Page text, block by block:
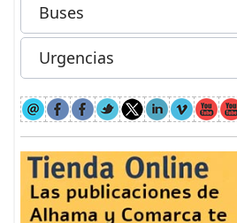
Buses
Urgencias